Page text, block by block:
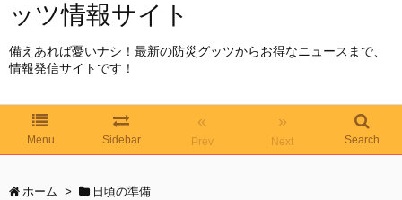
ッツ情報サイト
備えあれば憂いナシ！最新の防災グッツからお得なニュースまで、
情報発信サイトです！
Menu Sidebar
«
Prev
»
Next Search
ホーム > 日頃の準備